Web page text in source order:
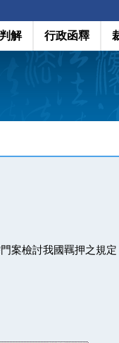
解 行政函釋
案檢討我國羈押之規定